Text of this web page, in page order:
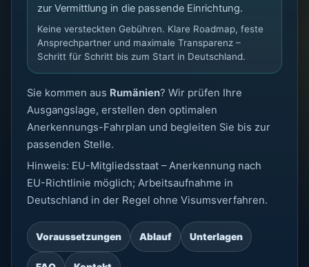
zur Vermittlung in die passende Einrichtung.
Keine versteckten Gebühren. Klare Roadmap, feste
Ansprechpartner und maximale Transparenz –
Schritt für Schritt bis zum Start in Deutschland.
Sie kommen aus Rumänien? Wir prüfen Ihre
Ausgangslage, erstellen den optimalen
Anerkennungs-Fahrplan und begleiten Sie bis zur
passenden Stelle.
Hinweis: EU-Mitgliedsstaat – Anerkennung nach
EU-Richtlinie möglich; Arbeitsaufnahme in
Deutschland in der Regel ohne Visumsverfahren.
Voraussetzungen Ablauf Unterlagen